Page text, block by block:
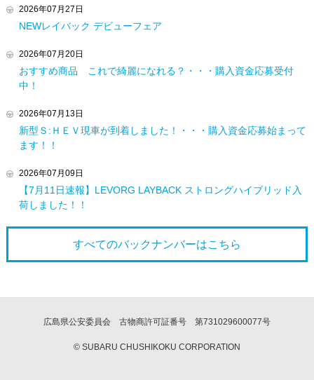
2026年07月27日
NEWレイバック デビューフェア
2026年07月20日
おすすめ商品 これで綺麗になれる？・・・購入資金応募受付
中！
2026年07月13日
新型Ｓ:ＨＥＶ現車が到着しました！・・・購入資金応募始まって
ます！！
2026年07月09日
【7月11日速報】LEVORG LAYBACK ストロングハイブリッド入
荷しました！！
すべてのバックナンバーはこちら
広島県公安委員会 古物商許可証番号 第731029600077号
© SUBARU CHUSHIKOKU CORPORATION